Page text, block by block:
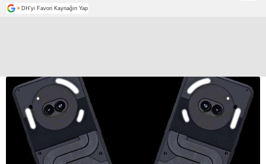
+ DH'yi Favori Kaynağın Yap